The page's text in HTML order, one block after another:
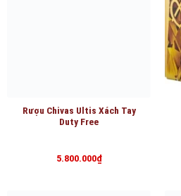
Rượu Chivas Ultis Xách Tay
Duty Free
5.800.000₫